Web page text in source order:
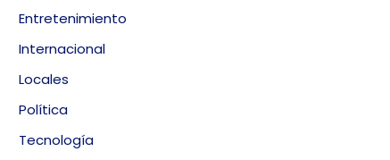
Entretenimiento
Internacional
Locales
Política
Tecnología